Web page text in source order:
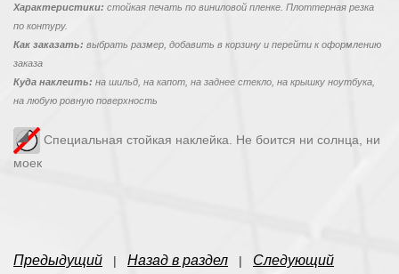
Характеристики: стойкая печать по виниловой пленке. Плоттерная резка
по контуру.
Как заказать: выбрать размер, добавить в корзину и перейти к оформлению
заказа
Куда наклеить: на шильд, на капот, на заднее стекло, на крышку ноутбука,
на любую ровную поверхность
Специальная стойкая наклейка. Не боится ни солнца, ни
моек
Предыдущий | Назад в раздел | Следующий